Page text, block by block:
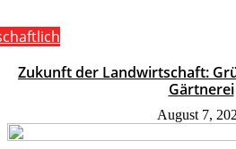
Zukunft der Landwirtschaft:
Gärtnerei
August 7,